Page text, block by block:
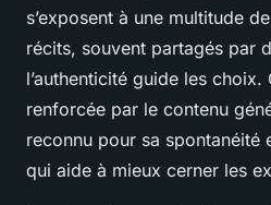
s’exposent à une multitude
récits, souvent partagés par
l’authenticité guide les
renforcée par le contenu
reconnu pour sa spontanéité
qui aide à mieux cerner les